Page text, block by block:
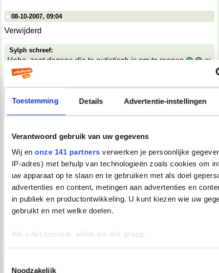
Toestemming Details Advertentie-instellingen
Verantwoord gebruik van uw gegevens
Wij en onze 141 partners verwerken je persoonlijke
IP-adres) met behulp van technologieën zoals cookies om
uw apparaat op te slaan en te gebruiken met als doel
advertenties en content, metingen aan advertenties en
in publiek en productontwikkeling. U kunt kiezen wie uw
gebruikt en met welke doelen.
Als u het toestaat, willen we ook graag:
Noodzakelijk
08-10-2007, 09:04
Verwijderd
Sylph schreef:
Haha, zegt degene die te autistisch is om te roepen
;x
;x
Wat een belabberde failreactie.
08-10-2007, 09:17
OMG! Keelpijn!!
__________________
♥ - I miss all the places we never went. -
08-10-2007, 09:39
Verwijderd
*keelpastille doneer*
08-10-2007, 09:39